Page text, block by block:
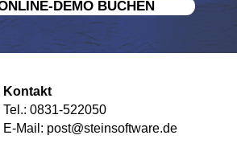
DEMO BUCHEN
Kontakt
Tel.: 0831-522050
E-Mail: post@steinsoftware.de